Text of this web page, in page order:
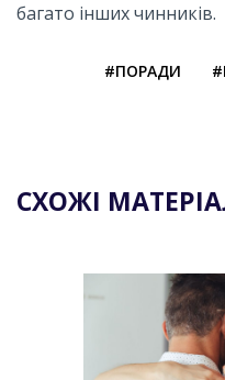
багато інших чинників.
#ПОРАДИ
СХОЖІ